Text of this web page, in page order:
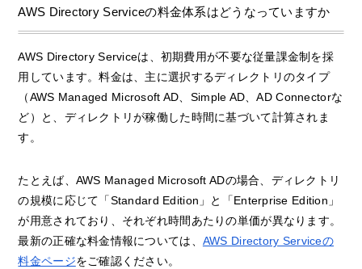
AWS Directory Serviceの料金体系はどうなっていますか
AWS Directory Serviceは、初期費用が不要な従量課金制を採
用しています。料金は、主に選択するディレクトリのタイプ
（AWS Managed Microsoft AD、Simple AD、AD Connectorな
ど）と、ディレクトリが稼働した時間に基づいて計算されま
す。
たとえば、AWS Managed Microsoft ADの場合、ディレクトリ
の規模に応じて「Standard Edition」と「Enterprise Edition」
が用意されており、それぞれ時間あたりの単価が異なります。
最新の正確な料金情報については、 AWS Directory Serviceの
料金ページをご確認ください。